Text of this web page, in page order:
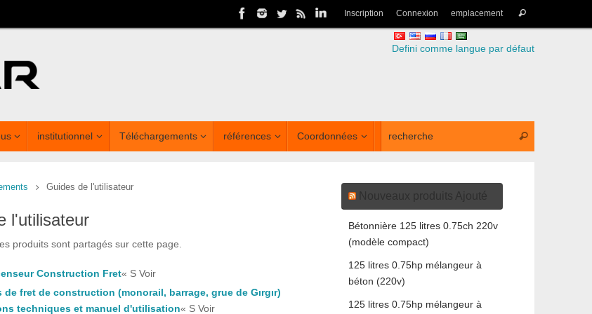
Inscription Connexion emplacement
Defini comme langue par défaut
institutionnel Téléchargements références Coordonnées
Guides de l'utilisateur
l'utilisateur
produits sont partagés sur cette page.
Construction Fret« S Voir
de fret de construction (monorail, barrage, grue de Gırgır)
techniques et manuel d'utilisation« S Voir
Nouveaux produits Ajouté
Bétonnière 125 litres 0.75ch 220v
(modèle compact)
125 litres 0.75hp mélangeur à
béton (220v)
125 litres 0.75hp mélangeur à